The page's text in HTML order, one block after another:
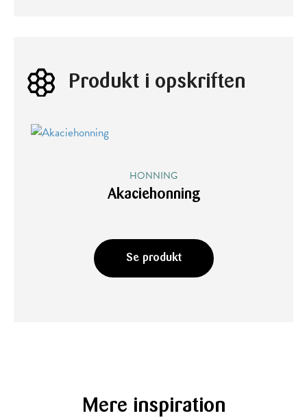
Produkt i opskriften
HONNING
Akaciehonning
Se produkt
Mere inspiration